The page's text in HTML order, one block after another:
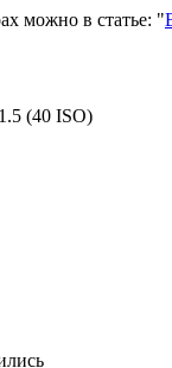
можно в статье: "
(40 ISO)